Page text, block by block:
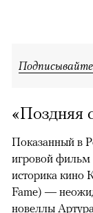
«Поздняя
Показанный в
игровой фильм
историка кино
Fame) —
новеллы